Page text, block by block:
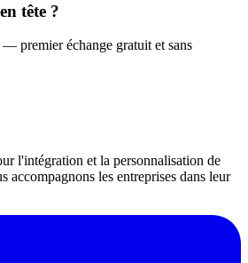
tête ?
premier échange gratuit et sans
l'intégration et la personnalisation de
les entreprises dans leur